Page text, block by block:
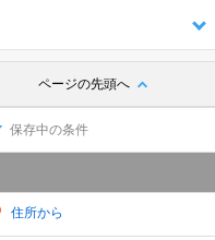
ページの先頭へ
保存中の条件
住所から